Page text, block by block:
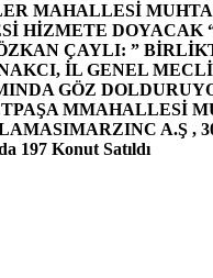
MAHALLESİ
HİZMETE DOYACAK
ÇAYLI: ”
İL GENEL
GÖZ
MMAHALLESİ
MARZINC A.Ş ,
197 Konut Satıldı